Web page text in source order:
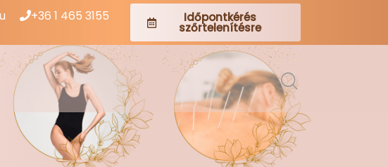
+36 1 465 3155 Időpontkérés
szőrtelenítésre